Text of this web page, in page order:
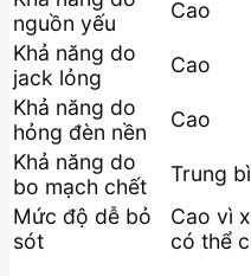
nguồn yếu
Cao
Khả năng do
jack lỏng
Cao
Khả năng do
hỏng đèn nền
Cao
Khả năng do
bo mạch chết
Trung
Mức độ dễ bỏ
sót
Cao vì
có thể